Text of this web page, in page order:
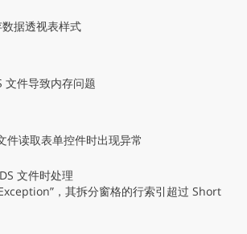
据透视表样式
文件导致内存问题
件读取表单控件时出现异常
文件时处理
，其拆分窗格的行索引超过 Short